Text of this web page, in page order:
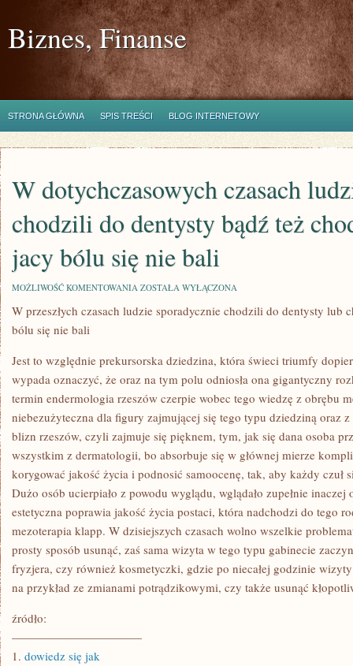
Biznes, Finanse
STRONA GŁÓWNA SPIS TREŚCI BLOG INTERNETOWY
W dotychczasowych czasach
chodzili do dentysty bądź też
jacy bólu się nie bali
MOŻLIWOŚĆ KOMENTOWANIA W
CZASACH
DO
BĄDŹ
TEŻ
CHODZILI
TYLKO
JACY
BÓLU
SIĘ
NIE
BALI
ZOSTAŁA WYŁĄCZONA
W przeszłych czasach ludzie sporadycznie chodzili do dentysty lub
bólu się nie bali
Jest to względnie prekursorska dziedzina, która świeci triumfy
wypada oznaczyć, że oraz na tym polu odniosła ona gigantyczny
termin endermologia rzeszów czerpie wobec tego wiedzę z obrębu
niebezużyteczna dla figury zajmującej się tego typu dziedziną oraz
blizn rzeszów, czyli zajmuje się pięknem, tym, jak się dana osoba
wszystkim z dermatologii, bo absorbuje się w głównej mierze
korygować jakość życia i podnosić samoocenę, tak, aby każdy czuł
Dużo osób ucierpiało z powodu wyglądu, wglądało zupełnie
estetyczna poprawia jakość życia postaci, która nadchodzi do tego
mezoterapia klapp. W dzisiejszych czasach wolno wszelkie
prosty sposób usunąć, zaś sama wizyta w tego typu gabinecie
fryzjera, czy również kosmetyczki, gdzie po niecałej godzinie
na przykład ze zmianami potrądzikowymi, czy także usunąć
źródło:
———————————
1. dowiedz się jak